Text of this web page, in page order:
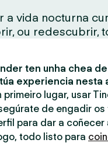
vida nocturna
ou redescubrir,
ten unha chea
experiencia nesta
primeiro lugar, usar
de engadir
para dar a
todo listo para